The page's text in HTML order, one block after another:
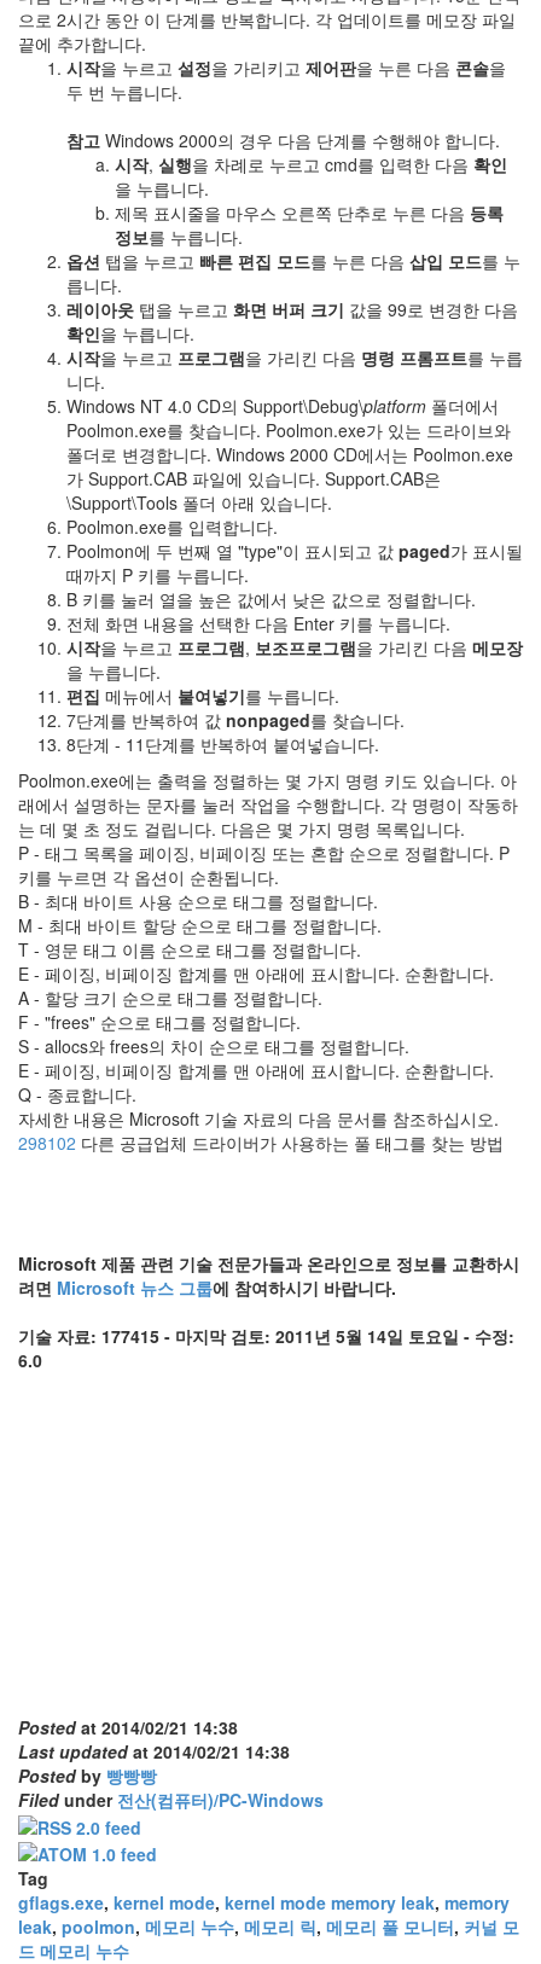
으로 2시간 동안 이 단계를 반복합니다. 각 업데이트를 메모장 파일
끝에 추가합니다.
시작을 누르고 설정을 가리키고 제어판을 누른 다음 콘솔을
두 번 누릅니다.
참고 Windows 2000의 경우 다음 단계를 수행해야 합니다.
시작, 실행을 차례로 누르고 cmd를 입력한 다음 확인
을 누릅니다.
제목 표시줄을 마우스 오른쪽 단추로 누른 다음 등록
정보를 누릅니다.
옵션 탭을 누르고 빠른 편집 모드를 누른 다음 삽입 모드를 누
릅니다.
레이아웃 탭을 누르고 화면 버퍼 크기 값을 99로 변경한 다음
확인을 누릅니다.
시작을 누르고 프로그램을 가리킨 다음 명령 프롬프트를 누릅
니다.
Windows NT 4.0 CD의 Support\Debug\platform 폴더에서
Poolmon.exe를 찾습니다. Poolmon.exe가 있는 드라이브와
폴더로 변경합니다. Windows 2000 CD에서는 Poolmon.exe
가 Support.CAB 파일에 있습니다. Support.CAB은
\Support\Tools 폴더 아래 있습니다.
Poolmon.exe를 입력합니다.
Poolmon에 두 번째 열 "type"이 표시되고 값 paged가 표시될
때까지 P 키를 누릅니다.
B 키를 눌러 열을 높은 값에서 낮은 값으로 정렬합니다.
전체 화면 내용을 선택한 다음 Enter 키를 누릅니다.
시작을 누르고 프로그램, 보조프로그램을 가리킨 다음 메모장
을 누릅니다.
편집 메뉴에서 붙여넣기를 누릅니다.
7단계를 반복하여 값 nonpaged를 찾습니다.
8단계 - 11단계를 반복하여 붙여넣습니다.
Poolmon.exe에는 출력을 정렬하는 몇 가지 명령 키도 있습니다. 아
래에서 설명하는 문자를 눌러 작업을 수행합니다. 각 명령이 작동하
는 데 몇 초 정도 걸립니다. 다음은 몇 가지 명령 목록입니다.
P - 태그 목록을 페이징, 비페이징 또는 혼합 순으로 정렬합니다. P
키를 누르면 각 옵션이 순환됩니다.
B - 최대 바이트 사용 순으로 태그를 정렬합니다.
M - 최대 바이트 할당 순으로 태그를 정렬합니다.
T - 영문 태그 이름 순으로 태그를 정렬합니다.
E - 페이징, 비페이징 합계를 맨 아래에 표시합니다. 순환합니다.
A - 할당 크기 순으로 태그를 정렬합니다.
F - "frees" 순으로 태그를 정렬합니다.
S - allocs와 frees의 차이 순으로 태그를 정렬합니다.
E - 페이징, 비페이징 합계를 맨 아래에 표시합니다. 순환합니다.
Q - 종료합니다.
자세한 내용은 Microsoft 기술 자료의 다음 문서를 참조하십시오.
298102 다른 공급업체 드라이버가 사용하는 풀 태그를 찾는 방법
Microsoft 제품 관련 기술 전문가들과 온라인으로 정보를 교환하시
려면 Microsoft 뉴스 그룹에 참여하시기 바랍니다.
기술 자료: 177415 - 마지막 검토: 2011년 5월 14일 토요일 - 수정:
6.0
Postedat 2014/02/21 14:38
Last updatedat 2014/02/21 14:38
Postedby 빵빵빵
Filedunder 전산(컴퓨터)/PC-Windows
Tag
gflags.exe, kernel mode, kernel mode memory leak, memory
leak, poolmon, 메모리 누수, 메모리 릭, 메모리 풀 모니터, 커널 모
드 메모리 누수